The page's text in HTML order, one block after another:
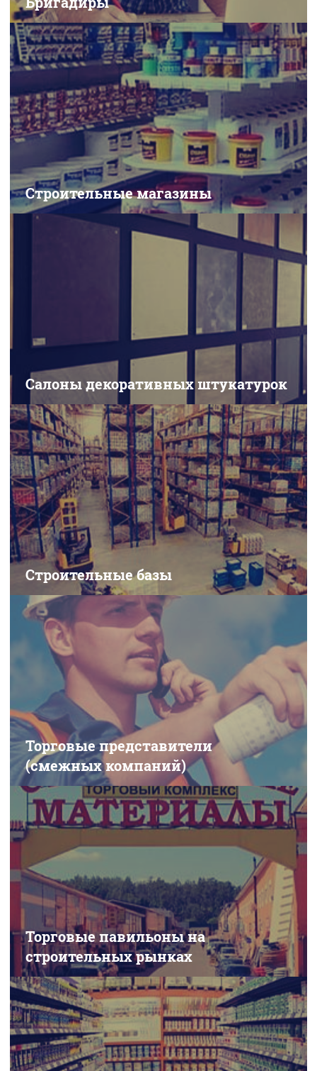
Контакты
Строительные магазины
Салоны декоративных штукатурок
Строительные базы
Торговые представители
(смежных компаний)
Торговые павильоны на
строительных рынках